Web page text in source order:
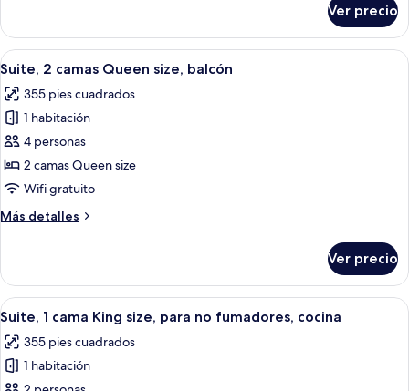
1
cama
Queen
Ver precio
Abrir
todas
las
fotos
de
Suite,
2
Queen
Habitación de hotel con dos camas,
5
Suite, 2 camas Queen size, balcón
355 pies cuadrados
1 habitación
4 personas
2 camas Queen size
Wifi gratuito
Más detalles
Más
2
camas
Queen
balcón
Ver precio
Abrir
todas
las
fotos
Una habitación de hotel moderna
5
Suite, 1 cama King size, para no fumadores, cocina
355 pies cuadrados
1 habitación